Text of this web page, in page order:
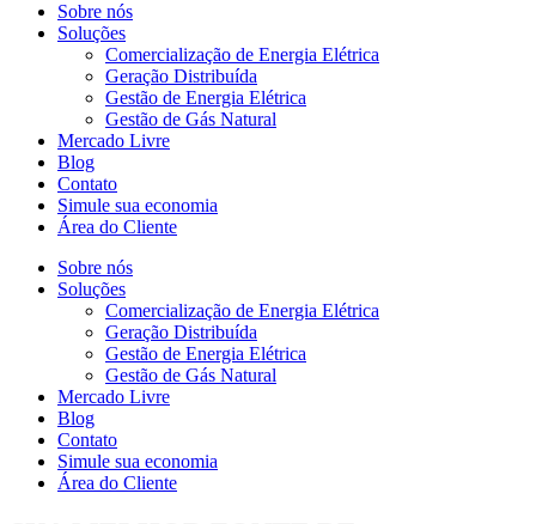
Sobre nós
Soluções
Comercialização de Energia Elétrica
Geração Distribuída
Gestão de Energia Elétrica
Gestão de Gás Natural
Mercado Livre
Blog
Contato
Simule sua economia
Área do Cliente
Sobre nós
Soluções
Comercialização de Energia Elétrica
Geração Distribuída
Gestão de Energia Elétrica
Gestão de Gás Natural
Mercado Livre
Blog
Contato
Simule sua economia
Área do Cliente